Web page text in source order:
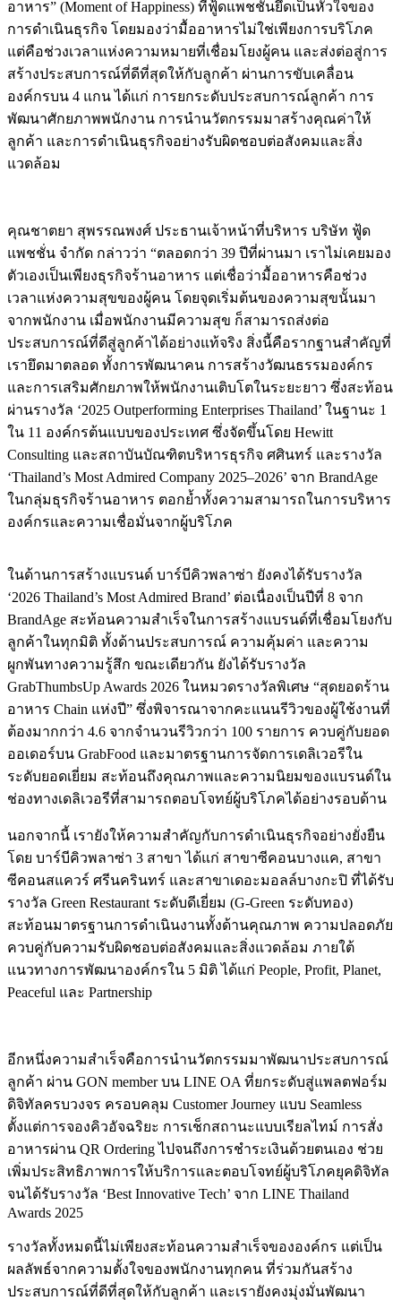
อาหาร” (Moment of Happiness) ที่ฟู้ดแพชชั่นยึดเป็นหัวใจของ
การดำเนินธุรกิจ โดยมองว่ามื้ออาหารไม่ใช่เพียงการบริโภค
แต่คือช่วงเวลาแห่งความหมายที่เชื่อมโยงผู้คน และส่งต่อสู่การ
สร้างประสบการณ์ที่ดีที่สุดให้กับลูกค้า ผ่านการขับเคลื่อน
องค์กรบน 4 แกน ได้แก่ การยกระดับประสบการณ์ลูกค้า การ
พัฒนาศักยภาพพนักงาน การนำนวัตกรรมมาสร้างคุณค่าให้
ลูกค้า และการดำเนินธุรกิจอย่างรับผิดชอบต่อสังคมและสิ่ง
แวดล้อม
คุณชาตยา สุพรรณพงศ์ ประธานเจ้าหน้าที่บริหาร บริษัท ฟู้ด
แพชชั่น จำกัด กล่าวว่า “ตลอดกว่า 39 ปีที่ผ่านมา เราไม่เคยมอง
ตัวเองเป็นเพียงธุรกิจร้านอาหาร แต่เชื่อว่ามื้ออาหารคือช่วง
เวลาแห่งความสุขของผู้คน โดยจุดเริ่มต้นของความสุขนั้นมา
จากพนักงาน เมื่อพนักงานมีความสุข ก็สามารถส่งต่อ
ประสบการณ์ที่ดีสู่ลูกค้าได้อย่างแท้จริง สิ่งนี้คือรากฐานสำคัญที่
เรายึดมาตลอด ทั้งการพัฒนาคน การสร้างวัฒนธรรมองค์กร
และการเสริมศักยภาพให้พนักงานเติบโตในระยะยาว ซึ่งสะท้อน
ผ่านรางวัล ‘2025 Outperforming Enterprises Thailand’ ในฐานะ 1
ใน 11 องค์กรต้นแบบของประเทศ ซึ่งจัดขึ้นโดย Hewitt
Consulting และสถาบันบัณฑิตบริหารธุรกิจ ศศินทร์ และรางวัล
‘Thailand’s Most Admired Company 2025–2026’ จาก BrandAge
ในกลุ่มธุรกิจร้านอาหาร ตอกย้ำทั้งความสามารถในการบริหาร
องค์กรและความเชื่อมั่นจากผู้บริโภค
ในด้านการสร้างแบรนด์ บาร์บีคิวพลาซ่า ยังคงได้รับรางวัล
‘2026 Thailand’s Most Admired Brand’ ต่อเนื่องเป็นปีที่ 8 จาก
BrandAge สะท้อนความสำเร็จในการสร้างแบรนด์ที่เชื่อมโยงกับ
ลูกค้าในทุกมิติ ทั้งด้านประสบการณ์ ความคุ้มค่า และความ
ผูกพันทางความรู้สึก ขณะเดียวกัน ยังได้รับรางวัล
GrabThumbsUp Awards 2026 ในหมวดรางวัลพิเศษ “สุดยอดร้าน
อาหาร Chain แห่งปี” ซึ่งพิจารณาจากคะแนนรีวิวของผู้ใช้งานที่
ต้องมากกว่า 4.6 จากจำนวนรีวิวกว่า 100 รายการ ควบคู่กับยอด
ออเดอร์บน GrabFood และมาตรฐานการจัดการเดลิเวอรีใน
ระดับยอดเยี่ยม สะท้อนถึงคุณภาพและความนิยมของแบรนด์ใน
ช่องทางเดลิเวอรีที่สามารถตอบโจทย์ผู้บริโภคได้อย่างรอบด้าน
นอกจากนี้ เรายังให้ความสำคัญกับการดำเนินธุรกิจอย่างยั่งยืน
โดย บาร์บีคิวพลาซ่า 3 สาขา ได้แก่ สาขาซีคอนบางแค, สาขา
ซีคอนสแควร์ ศรีนครินทร์ และสาขาเดอะมอลล์บางกะปิ ที่ได้รับ
รางวัล Green Restaurant ระดับดีเยี่ยม (G-Green ระดับทอง)
สะท้อนมาตรฐานการดำเนินงานทั้งด้านคุณภาพ ความปลอดภัย
ควบคู่กับความรับผิดชอบต่อสังคมและสิ่งแวดล้อม ภายใต้
แนวทางการพัฒนาองค์กรใน 5 มิติ ได้แก่ People, Profit, Planet,
Peaceful และ Partnership
อีกหนึ่งความสำเร็จคือการนำนวัตกรรมมาพัฒนาประสบการณ์
ลูกค้า ผ่าน GON member บน LINE OA ที่ยกระดับสู่แพลตฟอร์ม
ดิจิทัลครบวงจร ครอบคลุม Customer Journey แบบ Seamless
ตั้งแต่การจองคิวอัจฉริยะ การเช็กสถานะแบบเรียลไทม์ การสั่ง
อาหารผ่าน QR Ordering ไปจนถึงการชำระเงินด้วยตนเอง ช่วย
เพิ่มประสิทธิภาพการให้บริการและตอบโจทย์ผู้บริโภคยุคดิจิทัล
จนได้รับรางวัล ‘Best Innovative Tech’ จาก LINE Thailand
Awards 2025
รางวัลทั้งหมดนี้ไม่เพียงสะท้อนความสำเร็จขององค์กร แต่เป็น
ผลลัพธ์จากความตั้งใจของพนักงานทุกคน ที่ร่วมกันสร้าง
ประสบการณ์ที่ดีที่สุดให้กับลูกค้า และเรายังคงมุ่งมั่นพัฒนา